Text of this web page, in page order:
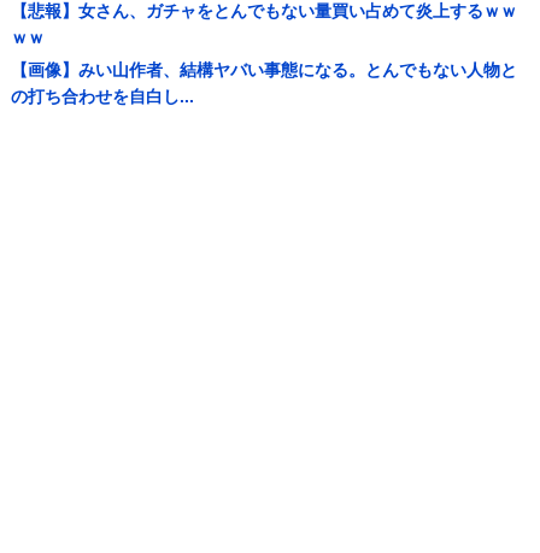
【悲報】女さん、ガチャをとんでもない量買い占めて炎上するｗｗ
ｗｗ
【画像】みい山作者、結構ヤバい事態になる。とんでもない人物と
の打ち合わせを自白し...